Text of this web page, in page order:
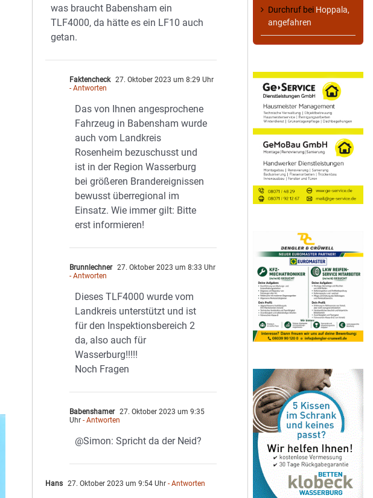
was braucht Babensham ein
TLF4000, da hätte es ein LF10 auch
getan.
Faktencheck 27. Oktober 2023 um 8:29 Uhr
- Antworten
Das von Ihnen angesprochene
Fahrzeug in Babensham wurde
auch vom Landkreis
Rosenheim bezuschusst und
ist in der Region Wasserburg
bei größeren Brandereignissen
bewusst überregional im
Einsatz. Wie immer gilt: Bitte
erst informieren!
Brunnlechner 27. Oktober 2023 um 8:33 Uhr
- Antworten
Dieses TLF4000 wurde vom
Landkreis unterstützt und ist
für den Inspektionsbereich 2
da, also auch für
Wasserburg!!!!!
Noch Fragen
Babenshamer 27. Oktober 2023 um 9:35
Uhr - Antworten
@Simon: Spricht da der Neid?
Hans 27. Oktober 2023 um 9:54 Uhr - Antworten
Durchruf bei Hoppala,
angefahren